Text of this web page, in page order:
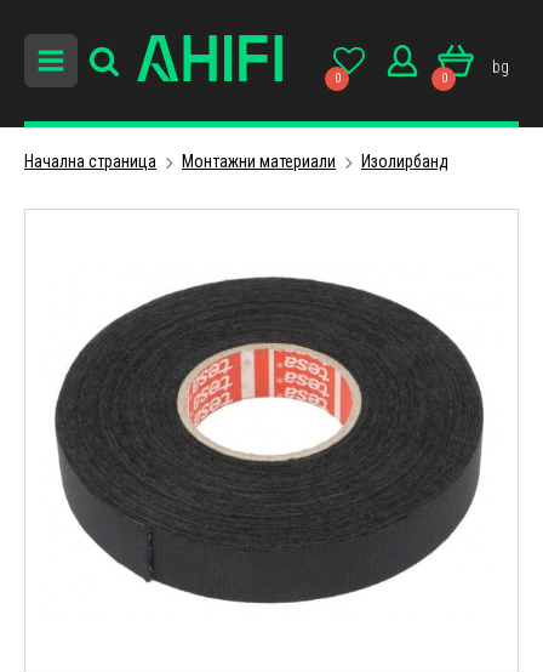
0 0
bg
Начална страница Монтажни материали Изолирбанд